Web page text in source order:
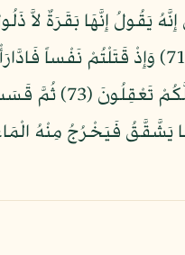
لَّنَا مَا هِيَ إِنَّ البَقَرَ تَشَابَهَ عَلَيْنَا وَإِنَّآ إِن شَاء اللَّهُ
الْحَرْثَ مُسَلَّمَةٌ لاَّ شِيَةَ فِيهَا قَالُواْ الآنَ جِئْتَ بِالْحَقِّ فَذَبَحُوهَا
كُنتُمْ تَكْتُمُونَ (72) فَقُلْنَا اضْرِبُوهُ
يَشَّقَّقُ فَيَخْرُجُ مِنْهُ